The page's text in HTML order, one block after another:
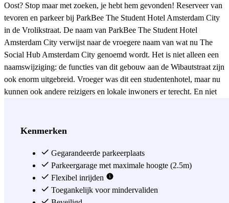
Oost? Stop maar met zoeken, je hebt hem gevonden! Reserveer van
tevoren en parkeer bij ParkBee The Student Hotel Amsterdam City
in de Vrolikstraat. De naam van ParkBee The Student Hotel
Amsterdam City verwijst naar de vroegere naam van wat nu The
Social Hub Amsterdam City genoemd wordt. Het is niet alleen een
naamswijziging: de functies van dit gebouw aan de Wibautstraat zijn
ook enorm uitgebreid. Vroeger was dit een studentenhotel, maar nu
kunnen ook andere reizigers en lokale inwoners er terecht. En niet
locatie-onafhankelijk of werk je als zelfstandige? Op deze
bureau per dag, een flexibele of vaste werkplek per maand of huur
een vergaderzaaltje. Parkeer bij ParkBee The Student Hotel
Amsterdam City en til jouw werk naar het volgende niveau. Wil je
weten wat er verder nog in de buurt te doen is? De Vrolikstraat ligt
Kenmerken
Gegarandeerde parkeerplaats
Parkeergarage met maximale hoogte (2.5m)
Flexibel inrijden
Toegankelijk voor mindervaliden